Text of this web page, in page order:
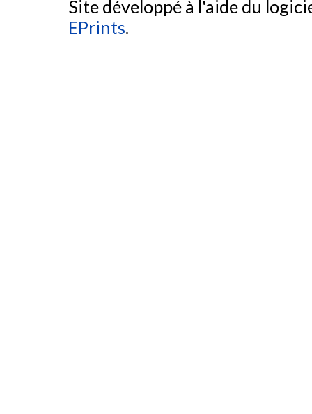
Site développé à l'aide du
EPrints.